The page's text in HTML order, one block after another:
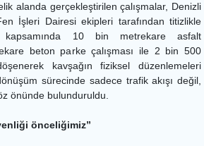
alanda gerçekleştirilen çalışmalar, Denizli
İşleri Dairesi ekipleri tarafından titizlikle
kapsamında 10 bin metrekare asfalt
beton parke çalışması ile 2 bin 500
kavşağın fiziksel düzenlemeleri
sürecinde sadece trafik akışı değil,
önünde bulunduruldu.
önceliğimiz”